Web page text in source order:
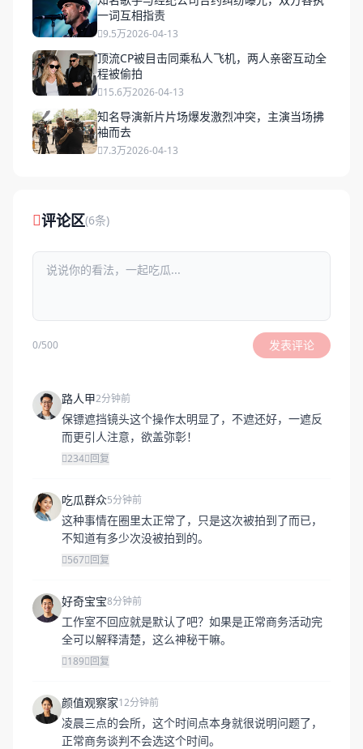
一词互相指责
9.5万2026-04-13
顶流CP被目击同乘私人飞机，两人亲密互动全
程被偷拍
15.6万2026-04-13
知名导演新片片场爆发激烈冲突，主演当场拂
袖而去
7.3万2026-04-13
评论区(6条)
0/500 发表评论
路人甲2分钟前
保镖遮挡镜头这个操作太明显了，不遮还好，一遮反
而更引人注意，欲盖弥彰！
234 回复
吃瓜群众5分钟前
这种事情在圈里太正常了，只是这次被拍到了而已，
不知道有多少次没被拍到的。
567 回复
好奇宝宝8分钟前
工作室不回应就是默认了吧？如果是正常商务活动完
全可以解释清楚，这么神秘干嘛。
189 回复
颜值观察家12分钟前
凌晨三点的会所，这个时间点本身就很说明问题了，
正常商务谈判不会选这个时间。